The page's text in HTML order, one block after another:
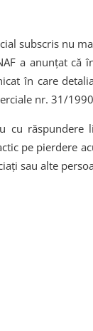
subscris nu
a anunțat că
în care
nr. 31/
cu
pe pierdere
sau alte